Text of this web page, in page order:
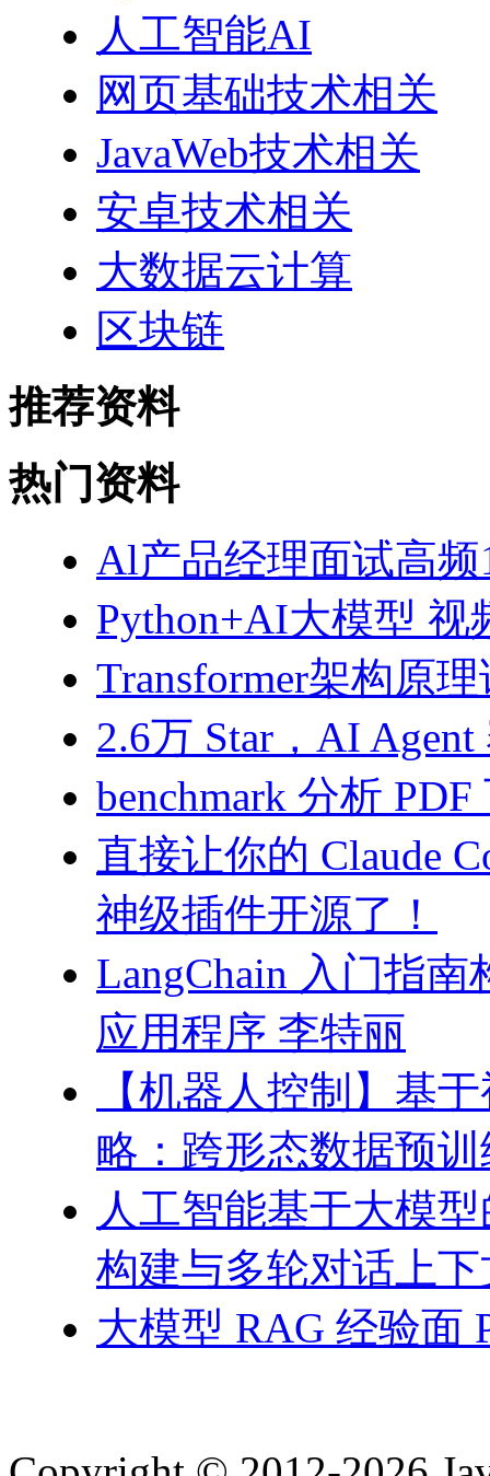
人工智能AI
网页基础技术相关
JavaWeb技术相关
安卓技术相关
大数据云计算
区块链
推荐资料
热门资料
Al产品经理面试高频
Python+AI大模型 视
Transformer架构原
2.6万 Star，AI
benchmark 分析 PDF
直接让你的 Claude
神级插件开源了！
LangChain 入门指
应用程序 李特丽
【机器人控制】基
略：跨形态数据预
人工智能基于大模
构建与多轮对话上
大模型 RAG 经验面